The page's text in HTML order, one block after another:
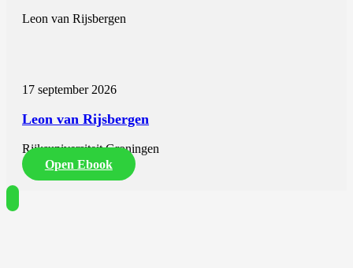
Leon van Rijsbergen
17 september 2026
Leon van Rijsbergen
Rijksuniversiteit Groningen
Open Ebook